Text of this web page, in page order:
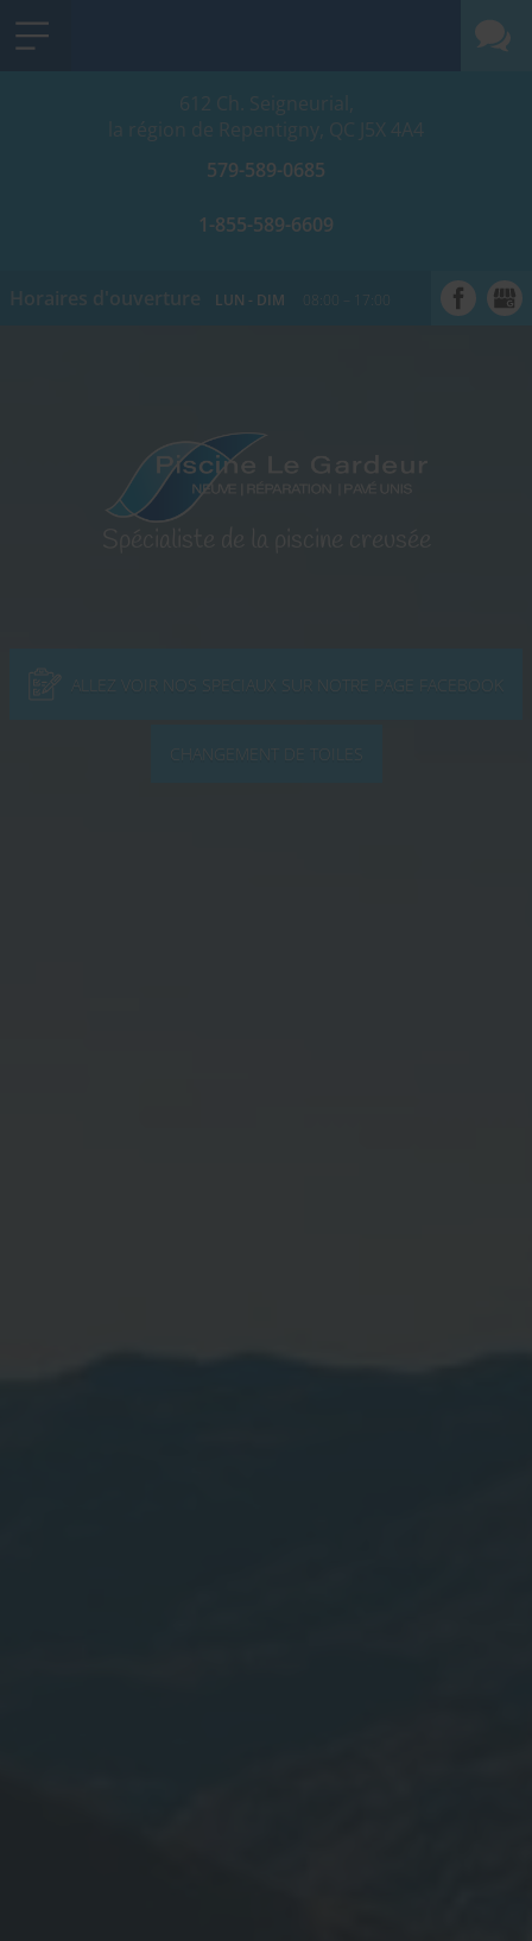
612 Ch. Seigneurial,
la région de Repentigny, QC J5X 4A4
579-589-0685
1-855-589-6609
Horaires d'ouverture LUN - DIM 08:00 – 17:00
ALLEZ VOIR NOS SPECIAUX SUR NOTRE PAGE FACEBOOK
CHANGEMENT DE TOILES